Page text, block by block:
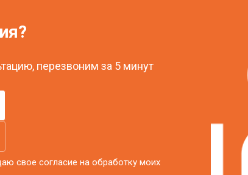
перезвоним за 5 минут
свое согласие на обработку моих